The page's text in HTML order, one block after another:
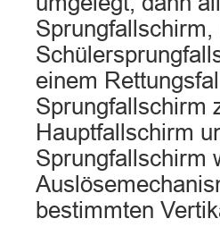
einem
Sprungfallschirm
Hauptfallschirm
Sprungfallschirm
bestimmten